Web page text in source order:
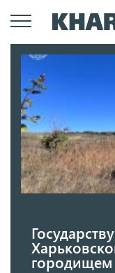
городищем